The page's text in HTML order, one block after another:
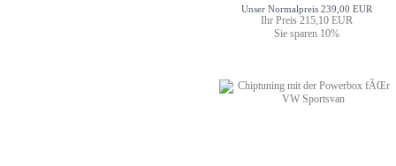
Unser Normalpreis 239,00 EUR
Ihr Preis 215,10 EUR
Sie sparen 10%